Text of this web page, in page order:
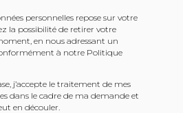
personnelles repose sur votre
la possibilité de retirer votre
en nous adressant un
à notre Politique
j’accepte le traitement de mes
dans le cadre de ma demande et
en découler.